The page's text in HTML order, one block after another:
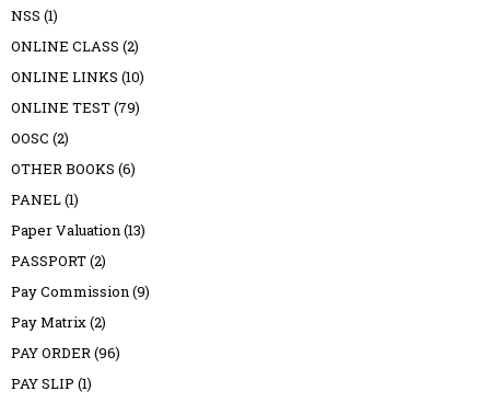
NSS (1)
ONLINE CLASS (2)
ONLINE LINKS (10)
ONLINE TEST(79)
OOSC (2)
OTHER BOOKS (6)
PANEL(1)
Paper Valuation(13)
PASSPORT(2)
Pay Commission(9)
Pay Matrix(2)
PAY ORDER(96)
PAY SLIP (1)